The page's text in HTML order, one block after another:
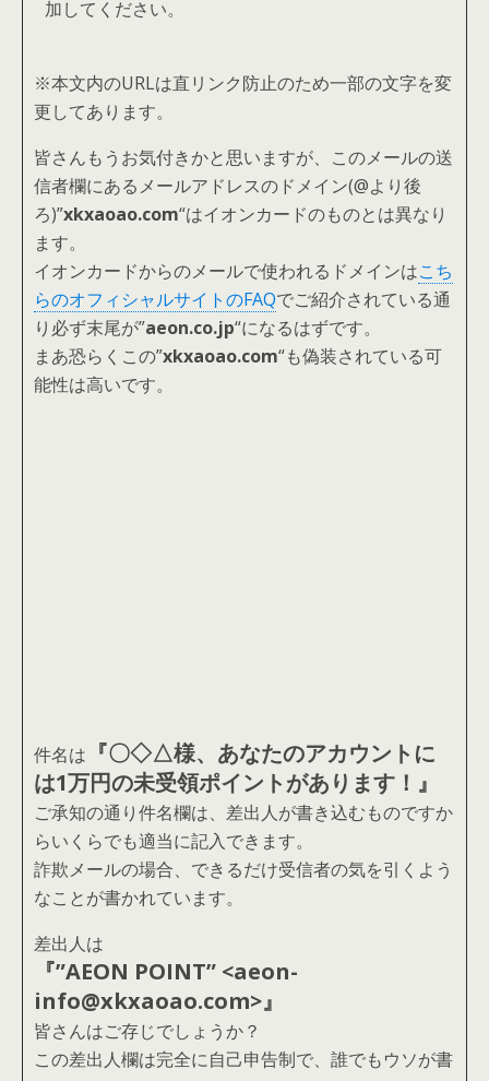
加してください。
※本文内のURLは直リンク防止のため一部の文字を変
更してあります。
皆さんもうお気付きかと思いますが、このメールの送
信者欄にあるメールアドレスのドメイン(@より後
ろ)”xkxaoao.com“はイオンカードのものとは異なり
ます。
イオンカードからのメールで使われるドメインはこち
らのオフィシャルサイトのFAQでご紹介されている通
り必ず末尾が”aeon.co.jp“になるはずです。
まあ恐らくこの”xkxaoao.com“も偽装されている可
能性は高いです。
件名は 『〇◇△様、あなたのアカウントに
は1万円の未受領ポイントがあります！』
ご承知の通り件名欄は、差出人が書き込むものですか
らいくらでも適当に記入できます。
詐欺メールの場合、できるだけ受信者の気を引くよう
なことが書かれています。
差出人は
『”AEON POINT” <aeon-
info@xkxaoao.com>』
皆さんはご存じでしょうか？
この差出人欄は完全に自己申告制で、誰でもウソが書